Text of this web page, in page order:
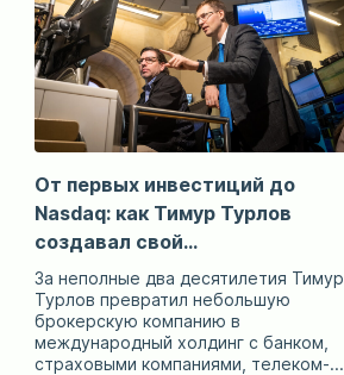
От первых инвестиций до
Nasdaq: как Тимур Турлов
создавал свой...
За неполные два десятилетия Тимур
Турлов превратил небольшую
брокерскую компанию в
международный холдинг с банком,
страховыми компаниями, телеком-...